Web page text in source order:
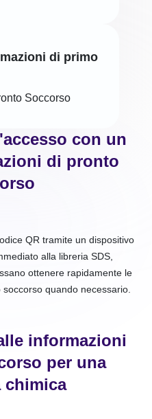
di primo
Soccorso
con un
di pronto
QR tramite un dispositivo
alla libreria SDS,
ottenere rapidamente le
quando necessario.
informazioni
per una
chimica